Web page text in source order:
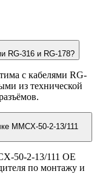
RG-316 и RG-178?
с кабелями RG-
из технической
50-2-13/111 OE
по монтажу и